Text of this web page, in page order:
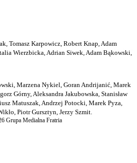
Tomasz Karpowicz, Robert Knap, Adam
Wierzbicka, Adrian Siwek, Adam Bąkowski,
Marzena Nykiel, Goran Andrijanić, Marek
Górny, Aleksandra Jakubowska, Stanisław
Matuszak, Andrzej Potocki, Marek Pyza,
Piotr Gursztyn, Jerzy Szmit.
Grupa Medialna Fratria